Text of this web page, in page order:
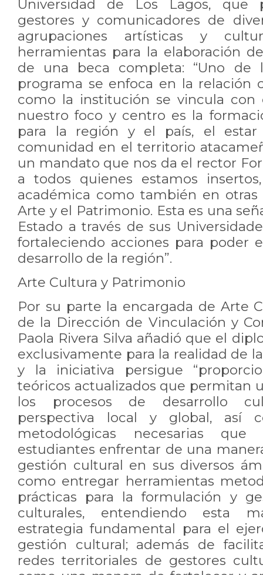
Universidad de Los Lagos, que
gestores y comunicadores de
agrupaciones artísticas y
herramientas para la elaboración
de una beca completa: “Uno de
programa se enfoca en la relación
como la institución se vincula
nuestro foco y centro es la
para la región y el país, el
comunidad en el territorio
un mandato que nos da el rector
a todos quienes estamos
académica como también en
Arte y el Patrimonio. Esta es una
Estado a través de sus
fortaleciendo acciones para poder
desarrollo de la región”.
Arte Cultura y Patrimonio
Por su parte la encargada de Arte
de la Dirección de Vinculación y
Paola Rivera Silva añadió que el
exclusivamente para la realidad de
y la iniciativa persigue
teóricos actualizados que permitan
los procesos de desarrollo
perspectiva local y global, así
metodológicas necesarias
estudiantes enfrentar de una
gestión cultural en sus diversos
como entregar herramientas
prácticas para la formulación y
culturales, entendiendo esta
estrategia fundamental para el
gestión cultural; además de
redes territoriales de gestores